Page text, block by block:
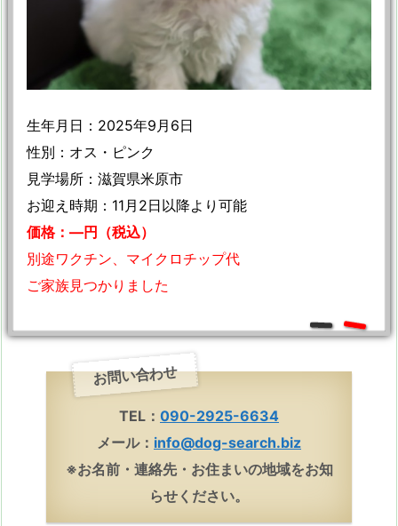
生年月日：2025年9月6日
性別：オス・ピンク
見学場所：滋賀県米原市
お迎え時期：11月2日以降より可能
価格：—円（税込）
別途ワクチン、マイクロチップ代
ご家族見つかりました
お問い合わせ
TEL： 090-2925-6634
メール： info@dog-search.biz
※お名前・連絡先・お住まいの地域をお知
らせください。